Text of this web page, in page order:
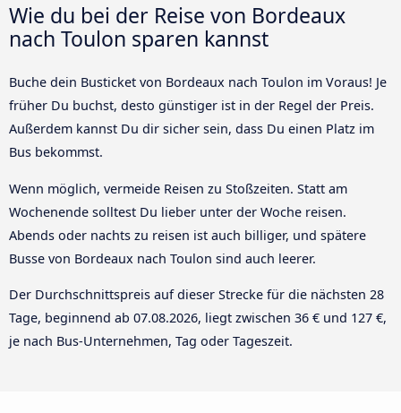
Wie du bei der Reise von Bordeaux
nach Toulon sparen kannst
Buche dein Busticket von Bordeaux nach Toulon im Voraus! Je
früher Du buchst, desto günstiger ist in der Regel der Preis.
Außerdem kannst Du dir sicher sein, dass Du einen Platz im
Bus bekommst.
Wenn möglich, vermeide Reisen zu Stoßzeiten. Statt am
Wochenende solltest Du lieber unter der Woche reisen.
Abends oder nachts zu reisen ist auch billiger, und spätere
Busse von Bordeaux nach Toulon sind auch leerer.
Der Durchschnittspreis auf dieser Strecke für die nächsten 28
Tage, beginnend ab 07.08.2026, liegt zwischen 36 € und 127 €,
je nach Bus-Unternehmen, Tag oder Tageszeit.